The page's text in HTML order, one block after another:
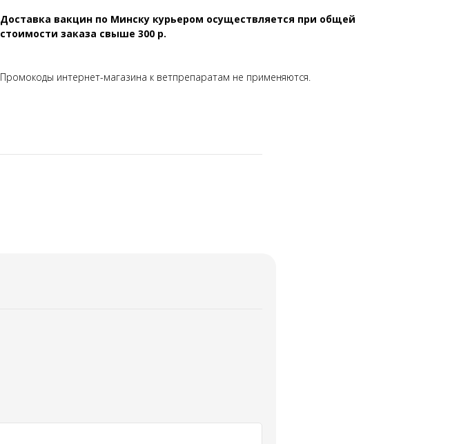
Доставка вакцин по Минску курьером осуществляется при общей
стоимости заказа свыше 300 р.
Промокоды интернет-магазина к ветпрепаратам не применяются.